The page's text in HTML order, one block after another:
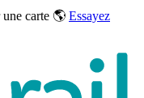
une carte 🌎 Essayez